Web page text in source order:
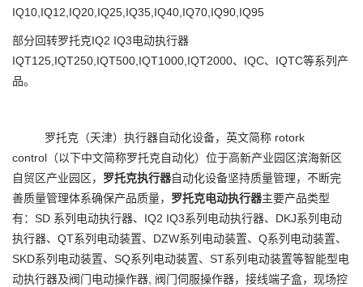
IQ10,IQ12,IQ20,IQ25,IQ35,IQ40,IQ70,IQ90,IQ95
部分回转罗托克IQ2 IQ3电动执行器
IQT125,IQT250,IQT500,IQT1000,IQT2000、IQC、IQTC等系列产
品。
罗托克（天津）执行器自动化设备，英文简称 rotork
control（以下中文简称罗托克自动化）位于高新产业园区滨海新区
自贸区产业园区， 罗托克执行器自动化设备坚持质量管理，不断完
善质量管理体系确保产品质量， 罗托克电动执行器主要产品类型
有：SD 系列电动执行器、IQ2 IQ3系列电动执行器、DKJ系列电动
执行器、QT系列电动装置、DZW系列电动装置、Q系列电动装置、
SKD系列电动装置、SQ系列电动装置、ST系列电动装置等智能型电
动执行器及阀门电动操作器, 阀门伺服操作器，接线端子盒，现场控